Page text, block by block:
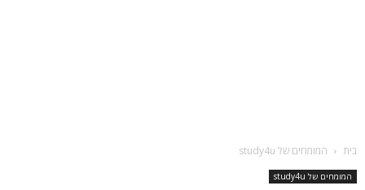
בית המומחים של study4u
המומחים של study4u